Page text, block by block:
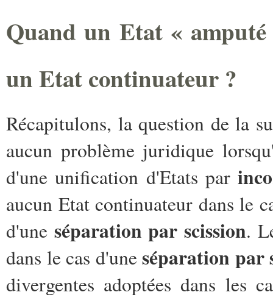
Quand un Etat «
un Etat continuateur ?
Récapitulons, la question de la
aucun problème juridique
d'une unification d'Etats par
aucun Etat continuateur dans le
d'une séparation par scission.
dans le cas d'uneséparation par
divergentes adoptées dans les